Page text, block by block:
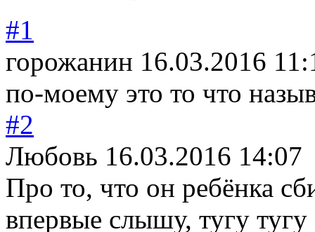
#1
горожанин 16.03.2016
по-моему это то что
#2
Любовь 16.03.2016 14:07
Про то, что он ребёнка
впервые слышу, тугу тугу